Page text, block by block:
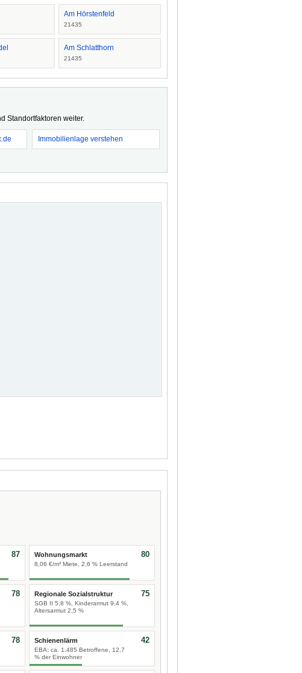
Am Hörstenfeld
21435
Am Schlatthorn
21435
Standortfaktoren weiter.
Immobilienlage verstehen
87 Wohnungsmarkt
8,06 €/m² Miete, 2,6 % Leerstand
80
78 Regionale Sozialstruktur
SGB II 5,8 %, Kinderarmut 9,4 %,
Altersarmut 2,5 %
75
78 Schienenlärm
EBA: ca. 1.485 Betroffene, 12,7
% der Einwohner
42